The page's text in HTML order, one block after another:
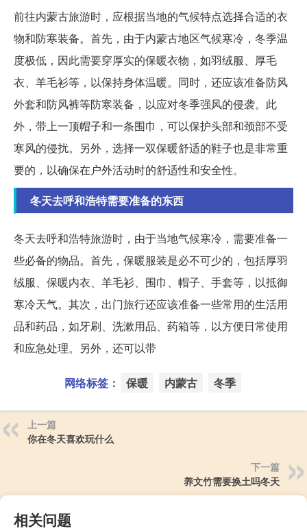
前往内蒙古旅游时，应根据当地的气候特点选择合适的衣
物和防寒装备。首先，由于内蒙古地区气候寒冷，冬季温
度极低，因此需要穿厚实的保暖衣物，如羽绒服、厚毛
衣、羊毛衫等，以保持身体温暖。同时，还应该准备防风
外套和防风裤等防寒装备，以应对冬季强风的侵袭。此
外，带上一顶帽子和一条围巾，可以保护头部和颈部不受
寒风的侵扰。另外，选择一双保暖舒适的鞋子也是非常重
要的，以确保在户外活动时的舒适性和安全性。
冬天去呼和浩特需要准备的东西
冬天去呼和浩特旅游时，由于当地气候寒冷，需要准备一
些必备的物品。首先，保暖服装是必不可少的，包括厚羽
绒服、保暖内衣、羊毛衫、围巾、帽子、手套等，以抵御
寒冷天气。其次，出门旅行还应该准备一些常用的生活用
品和药品，如牙刷、洗漱用品、药箱等，以方便日常使用
和应急处理。另外，还可以带
网络标签： 保暖 内蒙古 冬季
上一篇
你在冬天喜欢玩什么
下一篇
养文竹需要换土吗冬天
相关问题